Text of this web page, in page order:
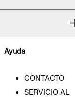
Ayuda
CONTACTO
SERVICIO AL